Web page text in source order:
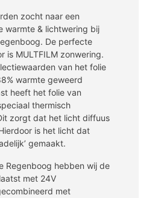
zocht naar een
warmte & lichtwering bij
De perfecte
is MULTFILM zonwering.
van het folie
warmte geweerd
heeft het folie van
thermisch
zorgt dat het licht diffuus
is het licht dat
gemaakt.
Regenboog hebben wij de
met 24V
met